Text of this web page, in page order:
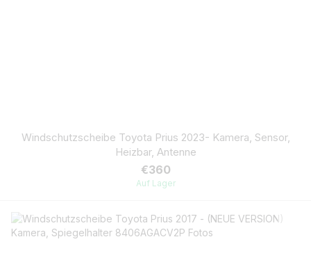
Windschutzscheibe Toyota Prius 2023- Kamera, Sensor,
Heizbar, Antenne
€360
Auf Lager